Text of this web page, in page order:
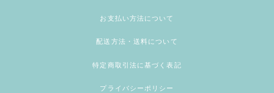
お支払い方法について
配送方法・送料について
特定商取引法に基づく表記
プライバシーポリシー